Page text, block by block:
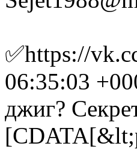
✅https://
06:35:03
джиг?